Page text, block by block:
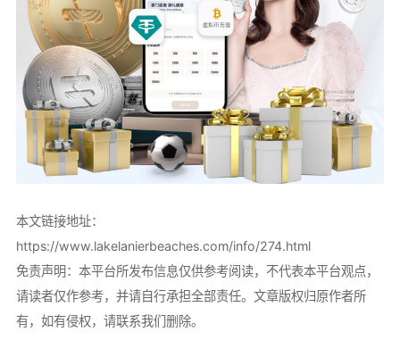
本文链接地址：
https://www.lakelanierbeaches.com/info/274.html
免责声明：本平台所发布信息仅供参考阅读，不代表本平台观点，
请读者仅作参考，并请自行承担全部责任。文章版权归原作者所
有，如有侵权，请联系我们删除。